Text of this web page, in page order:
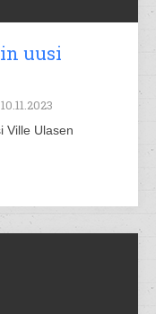
uusi
10.11.2023
Ville Ulasen